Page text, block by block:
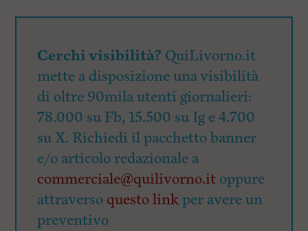
Cerchi visibilità? QuiLivorno.it
mette a disposizione una visibilità
di oltre 90mila utenti giornalieri:
78.000 su Fb, 15.500 su Ig e 4.700
su X. Richiedi il pacchetto banner
e/o articolo redazionale a
commerciale@quilivorno.it oppure
attraverso questo linkper avere un
preventivo